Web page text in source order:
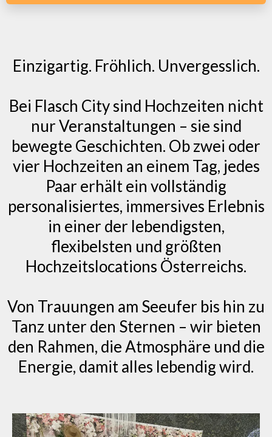
Einzigartig. Fröhlich. Unvergesslich.
Bei Flasch City sind Hochzeiten nicht
nur Veranstaltungen – sie sind
bewegte Geschichten. Ob zwei oder
vier Hochzeiten an einem Tag, jedes
Paar erhält ein vollständig
personalisiertes, immersives Erlebnis
in einer der lebendigsten,
flexibelsten und größten
Hochzeitslocations Österreichs.
Von Trauungen am Seeufer bis hin zu
Tanz unter den Sternen – wir bieten
den Rahmen, die Atmosphäre und die
Energie, damit alles lebendig wird.